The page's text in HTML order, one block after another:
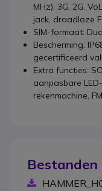
MHz), 3G, 2G,
jack, draadloze
SIM-formaat:
Bescherming:
gecertificeerd
Extra functies:
aanpasbare
rekenmachine,
Bestanden